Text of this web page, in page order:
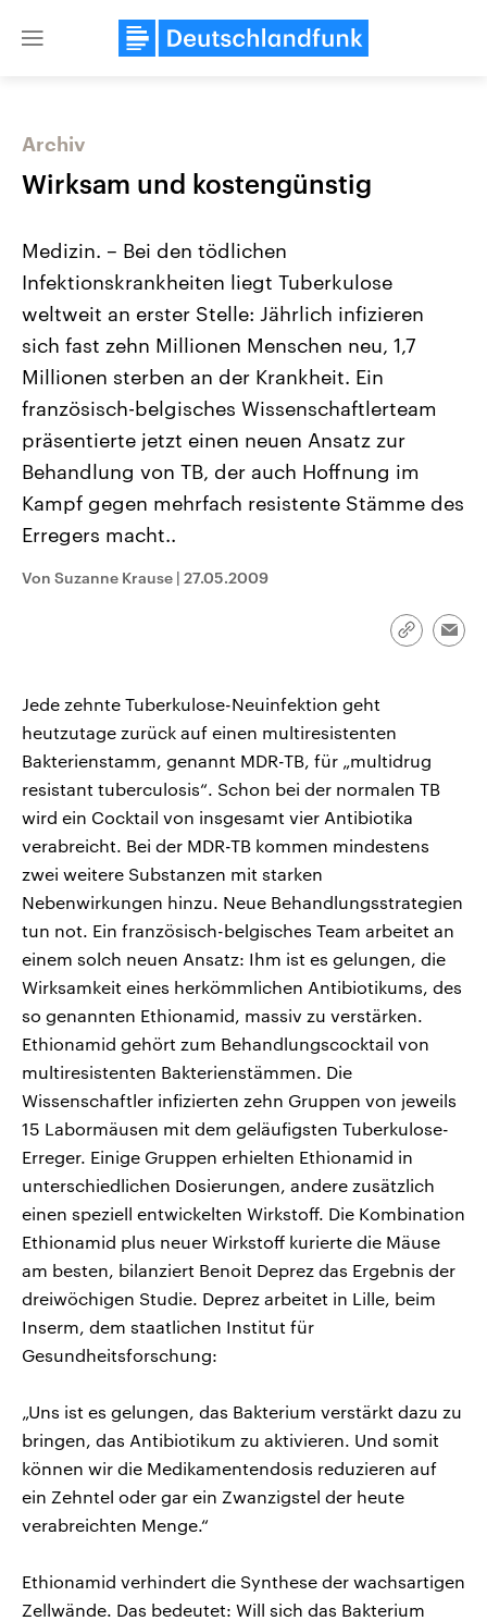
Close
Landtagswahl Sachsen-Anhalt
2026
Alle Informationen
Sachsen-Anhalt wählt am 6.
September 2026 einen neuen
Landtag. Seit 2021 wird das
Bundesland von einer Koalition aus
CDU, SPD und FDP regiert.-
Umfragen, Prognosen,
Wahlprogramme, aktuelle Berichte
und Kandidaten der anstehenden
Wahl.
USA
Aktuelle Beiträge,
Hintergründe
Wirtschaftlich und
gehören die Vereinigten
den mächtigsten Ländern
mit großem Einfluss auf
aktuelle Weltgeschehen.
Sendungen
Archiv
Wirksam und kostengünstig
Medizin. – Bei den tödlichen
Infektionskrankheiten liegt Tuberkulose
weltweit an erster Stelle: Jährlich infizieren
sich fast zehn Millionen Menschen neu, 1,7
Millionen sterben an der Krankheit. Ein
französisch-belgisches Wissenschaftlerteam
präsentierte jetzt einen neuen Ansatz zur
Behandlung von TB, der auch Hoffnung im
Kampf gegen mehrfach resistente Stämme des
Erregers macht..
Von Suzanne Krause | 27.05.2009
Link
Jede zehnte Tuberkulose-Neuinfektion geht
heutzutage zurück auf einen multiresistenten
Bakterienstamm, genannt MDR-TB, für „multidrug
resistant tuberculosis“. Schon bei der normalen TB
wird ein Cocktail von insgesamt vier Antibiotika
verabreicht. Bei der MDR-TB kommen mindestens
zwei weitere Substanzen mit starken
Nebenwirkungen hinzu. Neue Behandlungsstrategien
tun not. Ein französisch-belgisches Team arbeitet an
einem solch neuen Ansatz: Ihm ist es gelungen, die
Wirksamkeit eines herkömmlichen Antibiotikums, des
so genannten Ethionamid, massiv zu verstärken.
Ethionamid gehört zum Behandlungscocktail von
multiresistenten Bakterienstämmen. Die
Wissenschaftler infizierten zehn Gruppen von jeweils
15 Labormäusen mit dem geläufigsten Tuberkulose-
Erreger. Einige Gruppen erhielten Ethionamid in
unterschiedlichen Dosierungen, andere zusätzlich
einen speziell entwickelten Wirkstoff. Die Kombination
Ethionamid plus neuer Wirkstoff kurierte die Mäuse
am besten, bilanziert Benoit Deprez das Ergebnis der
dreiwöchigen Studie. Deprez arbeitet in Lille, beim
Inserm, dem staatlichen Institut für
Gesundheitsforschung:
„Uns ist es gelungen, das Bakterium verstärkt dazu zu
bringen, das Antibiotikum zu aktivieren. Und somit
können wir die Medikamentendosis reduzieren auf
ein Zehntel oder gar ein Zwanzigstel der heute
verabreichten Menge.“
Ethionamid verhindert die Synthese der wachsartigen
Zellwände. Das bedeutet: Will sich das Bakterium